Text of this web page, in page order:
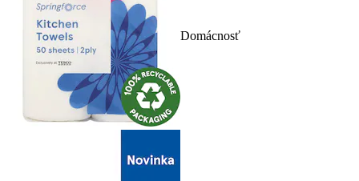
Domácnosť